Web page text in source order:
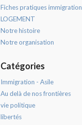
Fiches pratiques immigration
LOGEMENT
Notre histoire
Notre organisation
Catégories
Immigration - Asile
Au delà de nos frontières
vie politique
libertés